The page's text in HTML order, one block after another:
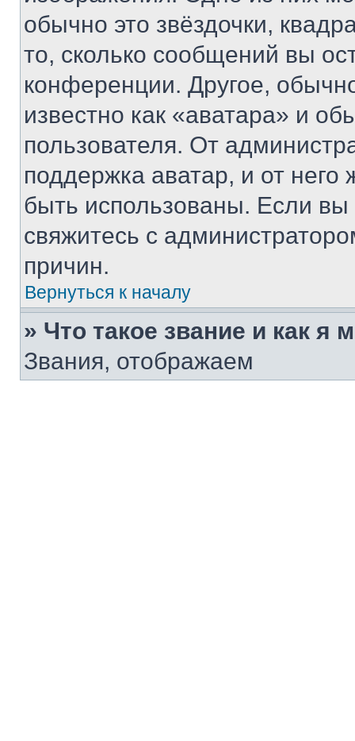
обычно это звёздочки,
то, сколько сообщений вы
конференции. Другое,
известно как «аватара» и
пользователя. От
поддержка аватар, и от него
быть использованы. Если
свяжитесь с
причин.
Вернуться к началу
» Что такое звание и как я
Звания, отображаем